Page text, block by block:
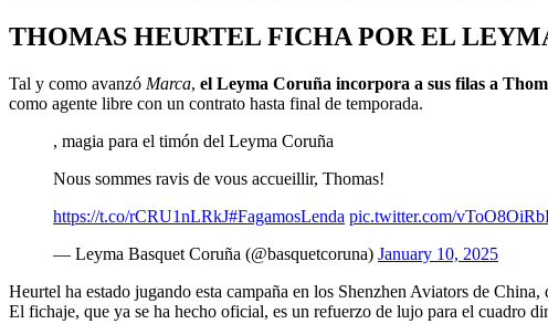
THOMAS HEURTEL FICHA POR EL
Tal y como avanzó Marca, el Leyma Coruña incorpora a sus filas a
como agente libre con un contrato hasta final de temporada.
, magia para el timón del Leyma Coruña
Nous sommes ravis de vous accueillir, Thomas!
https://t.co/rCRU1nLRkJ#FagamosLenda pic.twitter.com/
— Leyma Basquet Coruña (@basquetcoruna) January 10, 2025
Heurtel ha estado jugando esta campaña en los Shenzhen Aviators de
El fichaje, que ya se ha hecho oficial, es un refuerzo de lujo para el cuadro